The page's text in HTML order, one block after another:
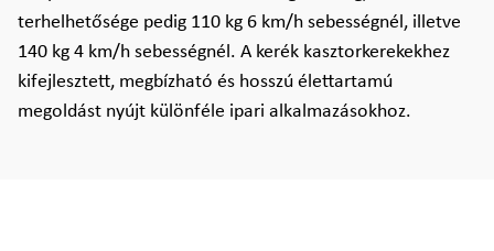
terhelhetősége pedig 110 kg 6 km/h sebességnél, illetve
140 kg 4 km/h sebességnél. A kerék kasztorkerekekhez
kifejlesztett, megbízható és hosszú élettartamú
megoldást nyújt különféle ipari alkalmazásokhoz.